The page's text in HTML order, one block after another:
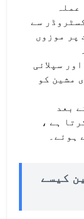
سے
پر موزوں
سپلائی
مشین کو
بعد
ہے ،
ہوئے۔
کیسے